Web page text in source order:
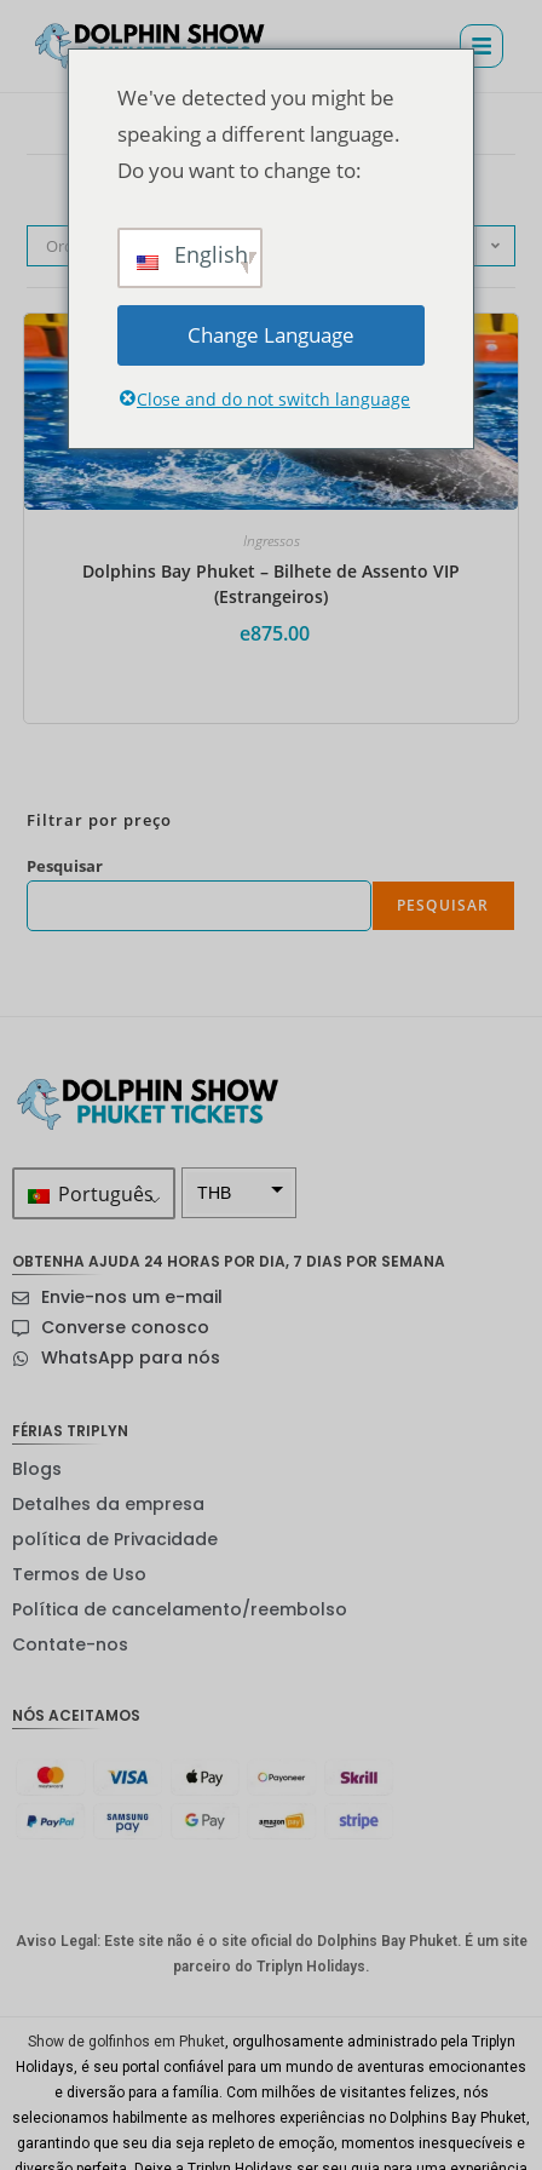
Ordenação padrão
Ingressos
Dolphins Bay Phuket – Bilhete de Assento VIP
(Estrangeiros)
e875.00
Filtrar por preço
Pesquisar
PESQUISAR
Português THB
sueca
neozelan
ienes
EUR
suíço
australia
CNY
TWD
Minhas
Ries
OBTENHA AJUDA 24 HORAS POR DIA, 7 DIAS POR SEMANA
Envie-nos um e-mail
Converse conosco
WhatsApp para nós
FÉRIAS TRIPLYN
Blogs
Detalhes da empresa
política de Privacidade
Termos de Uso
Política de cancelamento/reembolso
Contate-nos
NÓS ACEITAMOS
Aviso Legal: Este site não é o site oficial do Dolphins Bay Phuket. É um site
parceiro do Triplyn Holidays.
Show de golfinhos em Phuket , orgulhosamente administrado pela Triplyn
Holidays, é seu portal confiável para um mundo de aventuras emocionantes
e diversão para a família. Com milhões de visitantes felizes, nós
selecionamos habilmente as melhores experiências no Dolphins Bay Phuket,
garantindo que seu dia seja repleto de emoção, momentos inesquecíveis e
We've detected you might be
speaking a different language.
Do you want to change to:
English
Change Language
Close and do not switch language